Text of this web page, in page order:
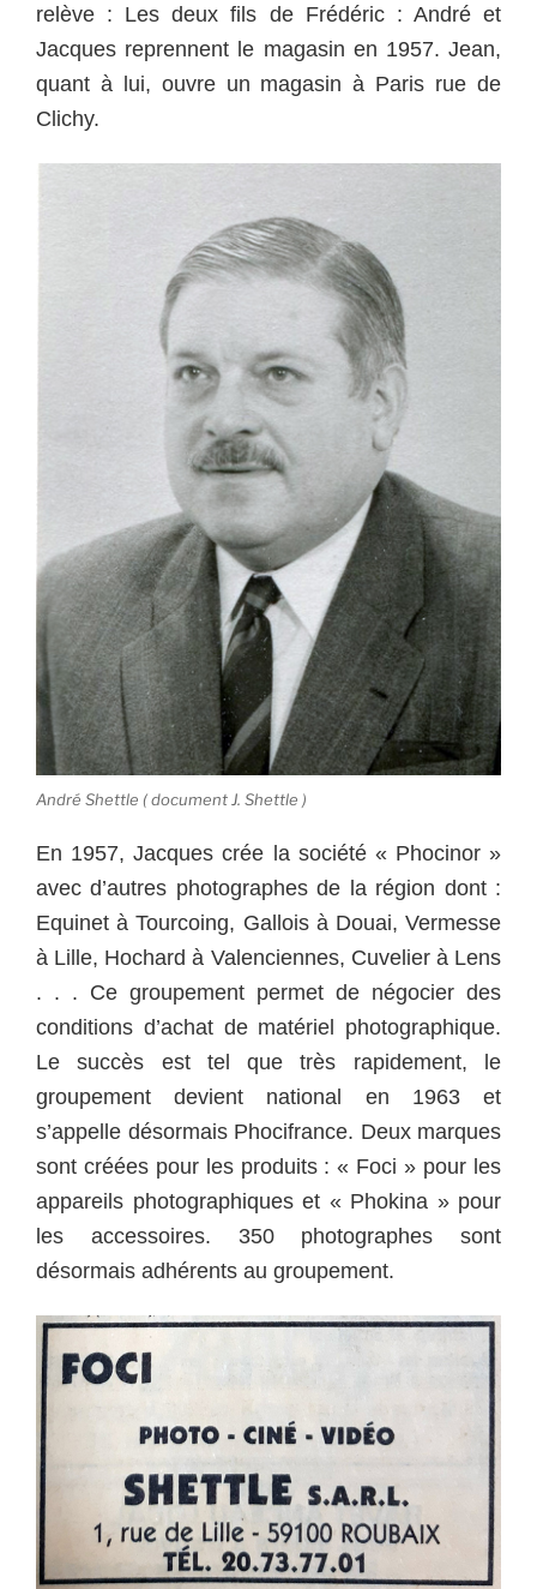
relève : Les deux fils de Frédéric : André et
Jacques reprennent le magasin en 1957. Jean,
quant à lui, ouvre un magasin à Paris rue de
Clichy.
André Shettle ( document J. Shettle )
En 1957, Jacques crée la société « Phocinor »
avec d’autres photographes de la région dont :
Equinet à Tourcoing, Gallois à Douai, Vermesse
à Lille, Hochard à Valenciennes, Cuvelier à Lens
. . . Ce groupement permet de négocier des
conditions d’achat de matériel photographique.
Le succès est tel que très rapidement, le
groupement devient national en 1963 et
s’appelle désormais Phocifrance. Deux marques
sont créées pour les produits : « Foci » pour les
appareils photographiques et « Phokina » pour
les accessoires. 350 photographes sont
désormais adhérents au groupement.